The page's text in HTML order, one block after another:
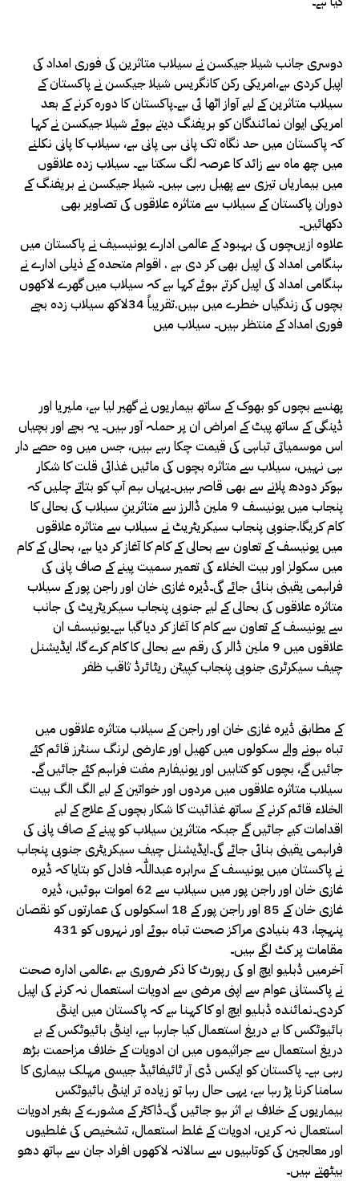
دوسری جانب شیلا جیکسن نے سیلاب متاثرین کی فوری امداد کی
اپیل کردی ہے،امریکی رکن کانگریس شیلا جیکسن نے پاکستان کے
سیلاب متاثرین کے لیے آواز اٹھا ئی ہے۔پاکستان کا دورہ کرنے کے بعد
امریکی ایوان نمائندگان کو بریفنگ دیتے ہوئے شیلا جیکسن نے کہا
کہ پاکستان میں حد نگاہ تک پانی ہی پانی ہے، سیلاب کا پانی نکلنے
میں چھ ماہ سے زائد کا عرصہ لگ سکتا ہے۔ سیلاب زدہ علاقوں
میں بیماریاں تیزی سے پھیل رہی ہیں۔ شیلا جیکسن نے بریفنگ کے
دوران پاکستان کے سیلاب سے متاثرہ علاقوں کی تصاویر بھی
دکھائیں۔
علاوہ ازیںچوں کی بہبود کے عالمی ادارے یونیسیف نے پاکستان میں
ہنگامی امداد کی اپیل بھی کر دی ہے . اقوام متحدہ کے ذیلی ادارے نے
ہنگامی امداد کی اپیل کرتے ہوئے کہا ہے کہ سیلاب میں گھرے لاکھوں
بچوں کی زندگیاں خطرے میں ہیں.تقریباً 34لاکھ سیلاب زدہ بچے
فوری امداد کے منتظر ہیں۔ سیلاب میں
پھنسے بچوں کو بھوک کے ساتھ بیماریوں نے گھیر لیا ہے، ملیریا اور
ڈینگی کے ساتھ پیٹ کے امراض ان پر حملہ آور ہیں۔ یہ بچے اور بچیاں
اس موسمیاتی تباہی کی قیمت چکا رہے ہیں، جس میں وہ حصے دار
ہی نہیں، سیلاب سے متاثرہ بچوں کی مائیں غذائی قلت کا شکار
ہوکر دودھ پلانے سے بھی قاصر ہیں۔یہاں ہم آپ کو بتاتے چلیں کہ
پنجاب میں یونیسف 9 ملین ڈالرز سے متاثرینِ سیلاب کی بحالی کا
کام کریگا.جنوبی پنجاب سیکریٹریٹ نے سیلاب سے متاثرہ علاقوں
میں یونیسف کے تعاون سے بحالی کے کام کا آغاز کر دیا ہے، بحالی کے کام
میں سکولز اور بیت الخلاء کی تعمیر سمیت پینے کے صاف پانی کی
فراہمی یقینی بنائی جائے گی۔ڈیرہ غازی خان اور راجن پور کے سیلاب
متاثرہ علاقوں کی بحالی کے لیے جنوبی پنجاب سیکریٹریٹ کی جانب
سے یونیسف کے تعاون سے کام کا آغاز کر دیا گیا ہے۔یونیسف ان
علاقوں میں 9 ملین ڈالر کی رقم سے بحالی کا کام کرے گا، ایڈیشنل
چیف سیکرٹری جنوبی پنجاب کپیٹن ریٹائرڈ ثاقب ظفر
کے مطابق ڈیرہ غازی خان اور راجن کے سیلاب متاثرہ علاقوں میں
تباہ ہونے والے سکولوں میں کھیل اور عارضی لرنگ سنٹرز قائم کئے
جائیں گے، بچوں کو کتابیں اور یونیفارم مفت فراہم کئے جائیں گے۔
سیلاب متاثرہ علاقوں میں مردوں اور خواتین کے لیے الگ الگ بیت
الخلاء قائم کرنے کے ساتھ غذائیت کا شکار بچوں کے علاج کے لیے
اقدامات کیے جائیں گے جبکہ متاثرین سیلاب کو پینے کے صاف پانی کی
فراہمی یقینی بنائی جائے گی۔ایڈیشنل چیف سیکریٹری جنوبی پنجاب
نے پاکستان میں یونیسف کے سرابرہ عبداللّٰہ فادل کو بتایا کہ ڈیرہ
غازی خان اور راجن پور میں سیلاب سے 62 اموات ہوئیں، ڈیرہ
غازی خان کے 85 اور راجن پور کے 18 اسکولوں کی عمارتوں کو نقصان
پنہچا، 43 بنیادی مراکز صحت تباہ ہوئے اور نہروں کو 431
مقامات پر کٹ لگے ہیں۔
آخرمیں ڈبلیو ایچ او کی رپورٹ کا ذکر ضروری ہے ،عالمی ادارہ صحت
نے پاکستانی عوام سے اپنی مرضی سے ادویات استعمال نہ کرنے کی اپیل
کردی۔نمائندہ ڈبلیو ایچ او کا کہنا ہے کہ پاکستان میں اینٹی
بائیوٹکس کا بے دریغ استعمال کیا جارہا ہے، اینٹی بائیوٹکس کے بے
دریغ استعمال سے جراثیموں میں ان ادویات کے خلاف مزاحمت بڑھ
رہی ہے۔ پاکستان کو ایکس ڈی آر ٹائیفائیڈ جیسی مہلک بیماری کا
سامنا کرنا پڑ رہا ہے، یہی حال رہا تو زیادہ تر اینٹی بائیوٹکس
بیماریوں کے خلاف بے اثر ہو جائیں گی۔ڈاکٹر کے مشورے کے بغیر ادویات
استعمال نہ کریں، ادویات کے غلط استعمال، تشخیص کی غلطیوں
اور معالجین کی کوتاہیوں سے سالانہ لاکھوں افراد جان سے ہاتھ دھو
بیٹھتے ہیں۔